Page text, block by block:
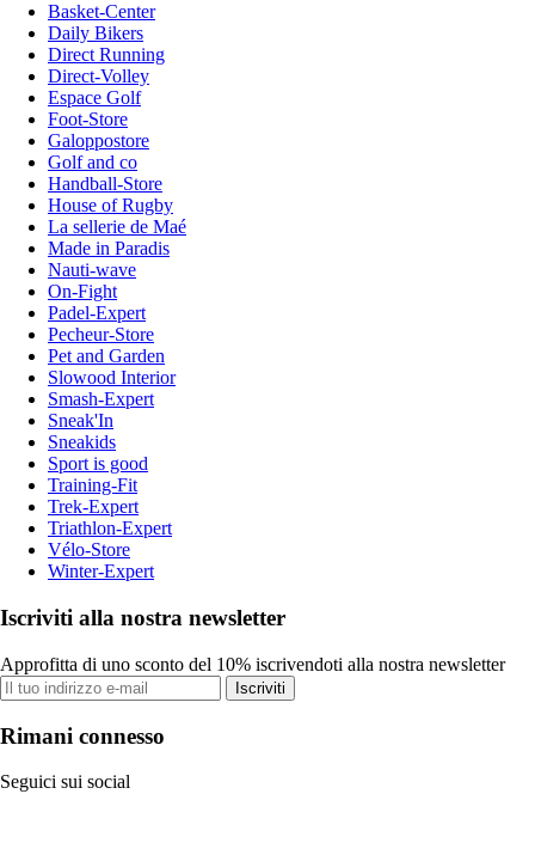
Basket-Center
Daily Bikers
Direct Running
Direct-Volley
Espace Golf
Foot-Store
Galoppostore
Golf and co
Handball-Store
House of Rugby
La sellerie de Maé
Made in Paradis
Nauti-wave
On-Fight
Padel-Expert
Pecheur-Store
Pet and Garden
Slowood Interior
Smash-Expert
Sneak'In
Sneakids
Sport is good
Training-Fit
Trek-Expert
Triathlon-Expert
Vélo-Store
Winter-Expert
Iscriviti alla nostra newsletter
Approfitta di uno sconto del 10% iscrivendoti alla nostra newsletter
Iscriviti
Rimani connesso
Seguici sui social